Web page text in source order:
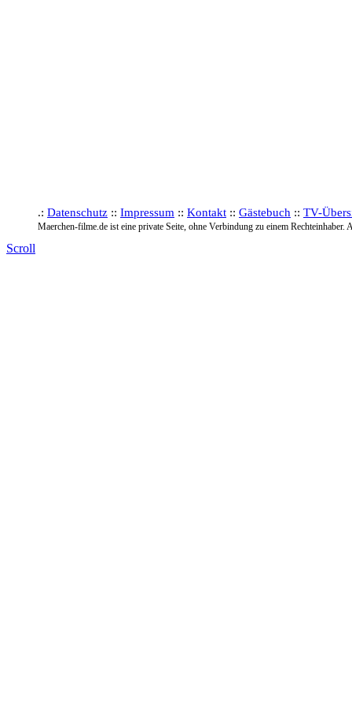
.: Datenschutz :: Impressum :: Kontakt :: Gästebuch :: TV-
Maerchen-filme.de ist eine private Seite, ohne Verbindung zu einem
Scroll